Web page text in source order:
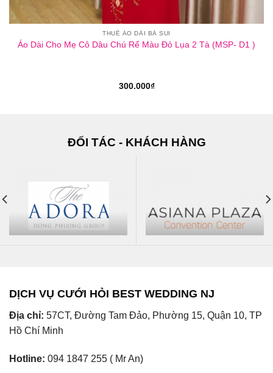
THUÊ ÁO DÀI BÀ SUI
Áo Dài Cho Mẹ Cô Dâu Chú Rể Màu Đỏ Lụa 2 Tà (MSP- D1 )
300.000₫
ĐỐI TÁC - KHÁCH HÀNG
DỊCH VỤ CƯỚI HỎI BEST WEDDING NJ
Địa chỉ: 57CT, Đường Tam Đảo, Phường 15, Quận 10, TP
Hồ Chí Minh
Hotline: 094 1847 255 ( Mr An)